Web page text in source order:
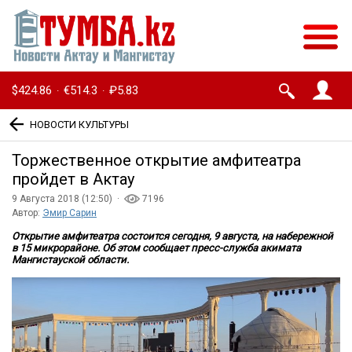
$424.86 · €514.3 · ₽5.83
НОВОСТИ КУЛЬТУРЫ
Торжественное открытие амфитеатра
пройдет в Актау
9 Августа 2018 (12:50) ·
7196
Автор: Эмир Сарин
Открытие амфитеатра состоится сегодня, 9 августа, на набережной
в 15 микрорайоне. Об этом сообщает пресс-служба акимата
Мангистауской области.